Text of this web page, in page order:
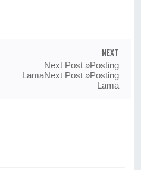
NEXT
Next Post »Posting
LamaNext Post »Posting
Lama